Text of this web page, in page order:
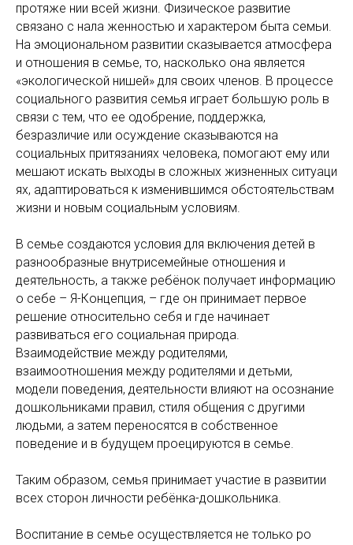
протяже нии всей жизни. Физическое развитие
связано с нала женностью и характером быта семьи.
На эмоциональном развитии сказывается атмосфера
и отношения в семье, то, насколько она является
«экологической нишей» для своих членов. В процессе
социального развития семья играет большую роль в
связи с тем, что ее одобрение, поддержка,
безразличие или осуждение сказываются на
социальных притязаниях человека, помогают ему или
мешают искать выходы в сложных жизненных ситуаци
ях, адаптироваться к изменившимся обстоятельствам
жизни и новым социальным условиям.
В семье создаются условия для включения детей в
разнообразные внутрисемейные отношения и
деятельность, а также ребёнок получает информацию
о себе – Я-Концепция, – где он принимает первое
решение относительно себя и где начинает
развиваться его социальная природа.
Взаимодействие между родителями,
взаимоотношения между родителями и детьми,
модели поведения, деятельности влияют на осознание
дошкольниками правил, стиля общения с другими
людьми, а затем переносятся в собственное
поведение и в будущем проецируются в семье.
Таким образом, семья принимает участие в развитии
всех сторон личности ребёнка-дошкольника.
Воспитание в семье осуществляется не только ро